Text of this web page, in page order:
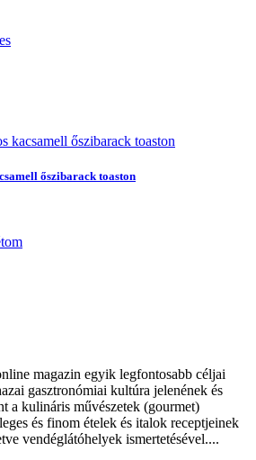
őszibarack toaston
magazin egyik legfontosabb céljai
gasztronómiai kultúra jelenének és
a kulináris művészetek (gourmet)
és finom ételek és italok receptjeinek
vendéglátóhelyek ismertetésével....